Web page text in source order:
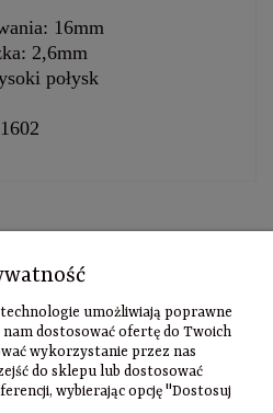
16mm
2,6mm
połysk
Szybki
kontakt
Zamówienia
umożliwiają poprawne
dostosować ofertę do Twoich
wykorzystanie przez nas
do sklepu lub dostosować
wybierając opcję "Dostosuj